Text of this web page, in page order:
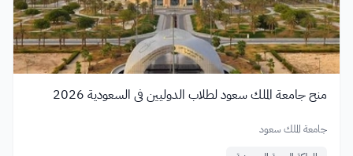
منح جامعة الملك سعود لطلاب الدوليين في السعودية 2026
جامعة الملك سعود